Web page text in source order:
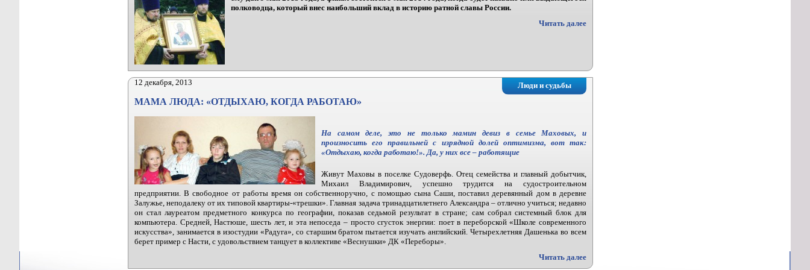
полководца, который внес наибольший вклад в историю ратной славы России.
Читать далее
Люди и судьбы
12 декабря, 2013
МАМА ЛЮДА: «ОТДЫХАЮ, КОГДА РАБОТАЮ»
На самом деле, это не только мамин девиз в семье Маховых, и
произносить его правильней с изрядной долей оптимизма, вот так:
«Отдыхаю, когда работаю!». Да, у них все – работящие
Живут Маховы в поселке Судоверфь. Отец семейства и главный добытчик,
Михаил Владимирович, успешно трудится на судостроительном
предприятии. В свободное от работы время он собственноручно, с помощью сына Саши, поставил деревянный дом в деревне
Залужье, неподалеку от их типовой квартиры-«трешки». Главная задача тринадцатилетнего Александра – отлично учиться; недавно
он стал лауреатом предметного конкурса по географии, показав седьмой результат в стране; сам собрал системный блок для
компьютера. Средней, Настюше, шесть лет, и эта непоседа – просто сгусток энергии: поет в переборской «Школе современного
искусства», занимается в изостудии «Радуга», со старшим братом пытается изучать английский. Четырехлетняя Дашенька во всем
берет пример с Насти, с удовольствием танцует в коллективе «Веснушки» ДК «Переборы».
Читать далее